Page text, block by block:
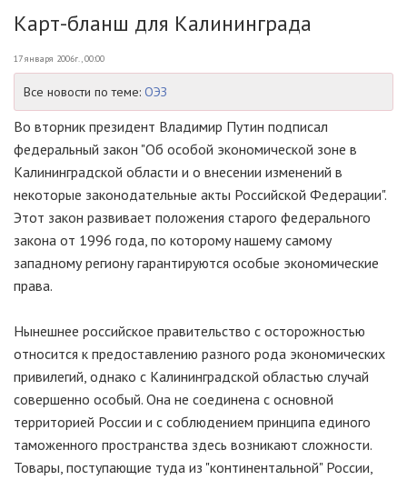
Карт-бланш для Калининграда
17 января 2006г., 00:00
Все новости по теме: ОЭЗ
Во вторник президент Владимир Путин подписал
федеральный закон "Об особой экономической зоне в
Калининградской области и о внесении изменений в
некоторые законодательные акты Российской Федерации".
Этот закон развивает положения старого федерального
закона от 1996 года, по которому нашему самому
западному региону гарантируются особые экономические
права.
Нынешнее российское правительство с осторожностью
относится к предоставлению разного рода экономических
привилегий, однако с Калининградской областью случай
совершенно особый. Она не соединена с основной
территорией России и с соблюдением принципа единого
таможенного пространства здесь возникают сложности.
Товары, поступающие туда из "континентальной" России,